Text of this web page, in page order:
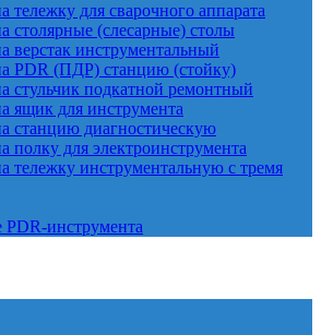
тележку для сварочного аппарата
столярные (слесарные) столы
верстак инструментальный
PDR (ПДР) станцию (стойку)
стульчик подкатной ремонтный
ящик для инструмента
станцию диагностическую
полку для электроинструмента
тележку инструментальную с тремя
PDR-инструмента